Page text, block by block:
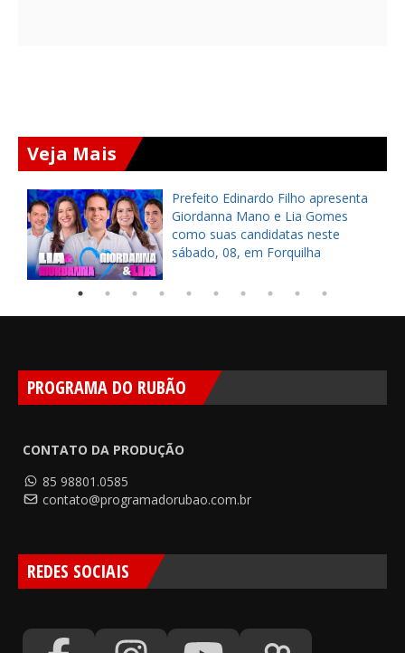
Veja Mais
Prefeito Edinardo Filho apresenta
Giordanna Mano e Lia Gomes
como suas candidatas neste
sábado, 08, em Forquilha
PROGRAMA DO RUBÃO
CONTATO DA PRODUÇÃO
85 98801.0585
contato@programadorubao.com.br
REDES SOCIAIS